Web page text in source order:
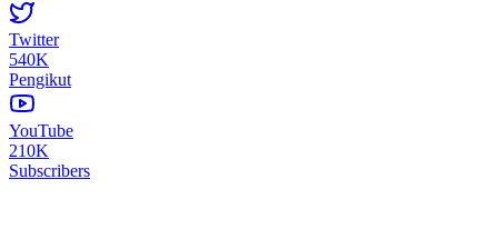
Twitter
540K
Pengikut
YouTube
210K
Subscribers